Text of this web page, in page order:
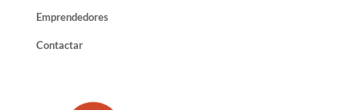
Emprendedores
Contactar